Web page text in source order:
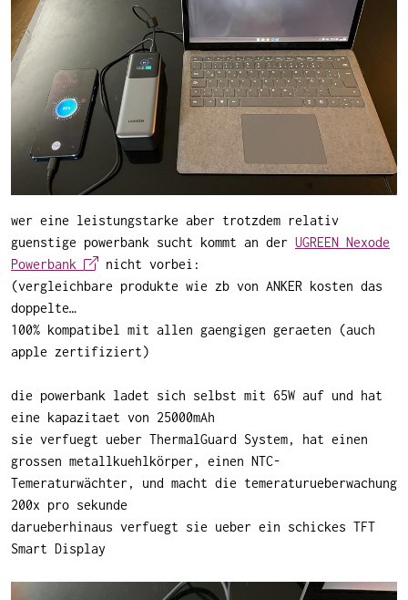
wer eine leistungstarke aber trotzdem relativ
guenstige powerbank sucht kommt an der UGREEN Nexode
Powerbank
nicht vorbei:
(vergleichbare produkte wie zb von ANKER kosten das
doppelte…
100% kompatibel mit allen gaengigen geraeten (auch
apple zertifiziert)
die powerbank ladet sich selbst mit 65W auf und hat
eine kapazitaet von 25000mAh
sie verfuegt ueber ThermalGuard System, hat einen
grossen metallkuehlkörper, einen NTC-
Temeraturwächter, und macht die temeraturueberwachung
200x pro sekunde
darueberhinaus verfuegt sie ueber ein schickes TFT
Smart Display